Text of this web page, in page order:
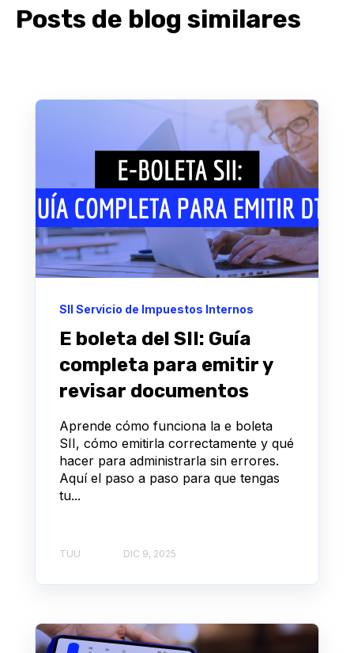
Posts de blog similares
SII Servicio de Impuestos Internos
E boleta del SII: Guía
completa para emitir y
revisar documentos
Aprende cómo funciona la e boleta
SII, cómo emitirla correctamente y qué
hacer para administrarla sin errores.
Aquí el paso a paso para que tengas
tu...
TUU DIC 9, 2025